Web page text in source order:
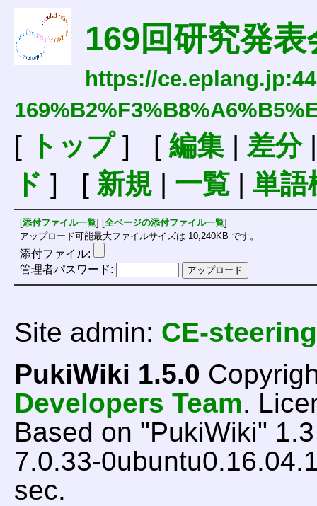
169回研究発表
https://
[ トップ] [ 編集| 差分
ド ] [ 新規| 一覧| 単語
[添付ファイル一覧] [全ページの添付ファイル一覧]
アップロード可能最大ファイルサイズは 10,240KB です。
添付ファイル:
管理者パスワード:
Site admin: CE-steering
PukiWiki 1.5.0
Developers Team.
Based on "PukiWiki"
7.0.33-
sec.